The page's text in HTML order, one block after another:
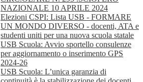
NAZIONALE 10 APRILE 2024
Elezioni CSPI: Lista USB - FORMARE
UN MONDO DIVERSO - docenti, ATA e
studenti uniti per una nuova scuola statale
USB Scuola: Avvio sportello consulenze
per aggiornamento o inserimento GPS
2024-26
USB Scuola: L’unica garanzia di